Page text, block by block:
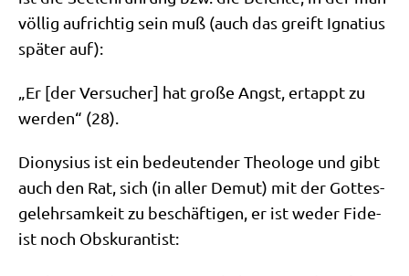
völ­lig auf­rich­tig sein muß (auch das greift Igna­ti­us
spä­ter auf):
„Er [der Ver­su­cher] hat gro­ße Angst, ertappt zu
wer­den“ (28).
Dio­ny­si­us ist ein bedeu­ten­der Theo­lo­ge und gibt
auch den Rat, sich (in aller Demut) mit der Got­tes­
ge­lehr­sam­keit zu beschäf­ti­gen, er ist weder Fide­
ist noch Obskurantist: